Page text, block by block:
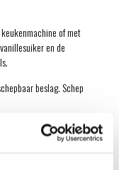
of met
en de
beslag. Schep
(of
zorg voor een